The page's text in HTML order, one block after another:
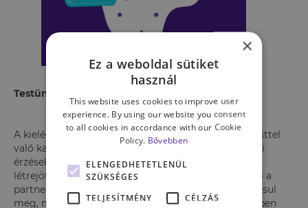
Testünk szeretete és az önkielégítés
A kielégítő, boldog női szexualitás egyik kulcsa a testtel
való kapcsolat, annak szeretete és a benne keletkező
érzések tudatosítása. Egy nő szexuális izgalmának
létrejöttét az gerjeszti igazán, ha érzi, elhiszi, hogy ő a
partner vágyának tárgya. Ez pedig sokszor azért hiúsul
meg, mert nem elégedett saját testével. A szex közben
×
Ez a weboldal sütiket
használ
This website uses cookies to improve user
experience. By using our website you consent
to all cookies in accordance with our Cookie
Policy. Bővebben
ELENGEDHETETLENÜL
SZÜKSÉGES
TELJESÍTMÉNY
CÉLZÁS